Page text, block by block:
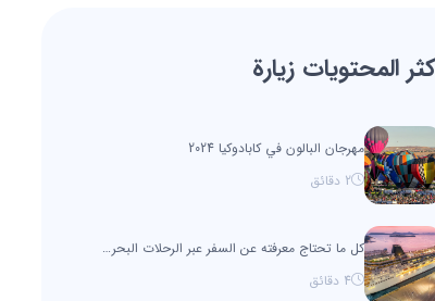
المحتويات زيارة
مهرجان البالون في كابادوكيا 2024
2 دقائق
كل ما تحتاج معرفته عن السفر عبر الرحلات البحرية
4 دقائق